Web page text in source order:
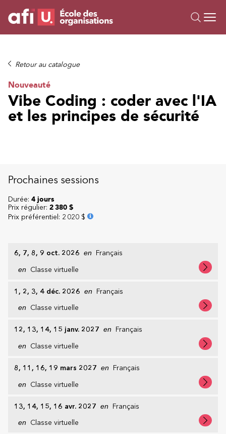
Formations
Campus IA
Sur mesure
À propos
Ressources
Retour au catalogue
Nouveauté
Vibe Coding : coder avec l'IA
et les principes de sécurité
Prochaines sessions
6, 7, 8, 9 oct. 2026 en Français
en Classe virtuelle
1, 2, 3, 4 déc. 2026 en Français
en Classe virtuelle
12, 13, 14, 15 janv. 2027 en Français
en Classe virtuelle
8, 11, 16, 19 mars 2027 en Français
en Classe virtuelle
13, 14, 15, 16 avr. 2027 en Français
en Classe virtuelle
Durée: 4 jours
Prix régulier: 2 380 $
Prix préférentiel : 2 020 $